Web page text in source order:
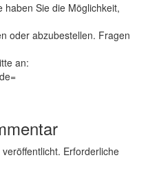
haben Sie die Möglichkeit,
oder abzubestellen. Fragen
an:
=
Erforderliche